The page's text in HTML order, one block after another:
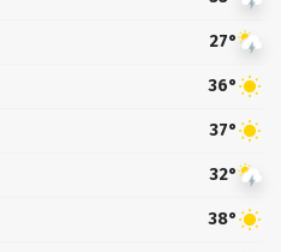
27°
36°
37°
32°
38°